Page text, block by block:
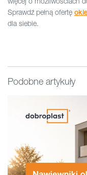
Sprawdź pełną ofertę
dla siebie.
Podobne artykuły